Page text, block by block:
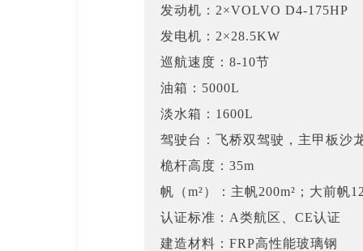
发动机：2×VOLVO D4-175HP
发电机：2×28.5KW
巡航速度：8-10节
油箱：5000L
淡水箱：1600L
驾驶台：飞桥双驾驶，主甲板沙
桅杆高度：35m
帆（m²）：主帆200m²；大前帆
认证标准：A类航区、CE认证
建造材料：FRP高性能玻璃钢